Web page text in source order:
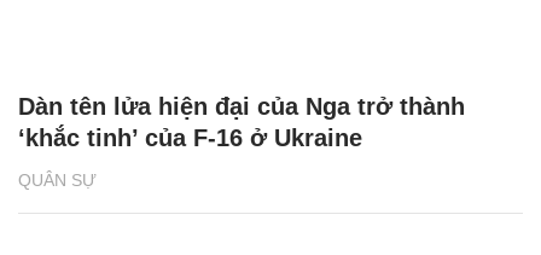
QUÂN SỰ
Dàn tên lửa hiện đại của Nga trở thành
‘khắc tinh’ của F-16 ở Ukraine